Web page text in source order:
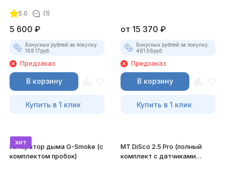
5.0 (1)
5 600 ₽
Бонусных рублей за покупку:
168.17руб.
Предзаказ
В корзину
Купить в 1 клик
от 15 370 ₽
Бонусных рублей за покупку:
461.56руб.
Предзаказ
В корзину
Купить в 1 клик
хит
Генератор дыма G-Smoke (c
комплектом пробок)
MT DiSco 2.5 Pro (полный
комплект с датчиками